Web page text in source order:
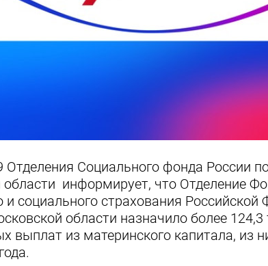
Социального фонда России
информирует, что Отделение
и социального страхования Российской
области назначило более 124,3
выплат из материнского капитала, из